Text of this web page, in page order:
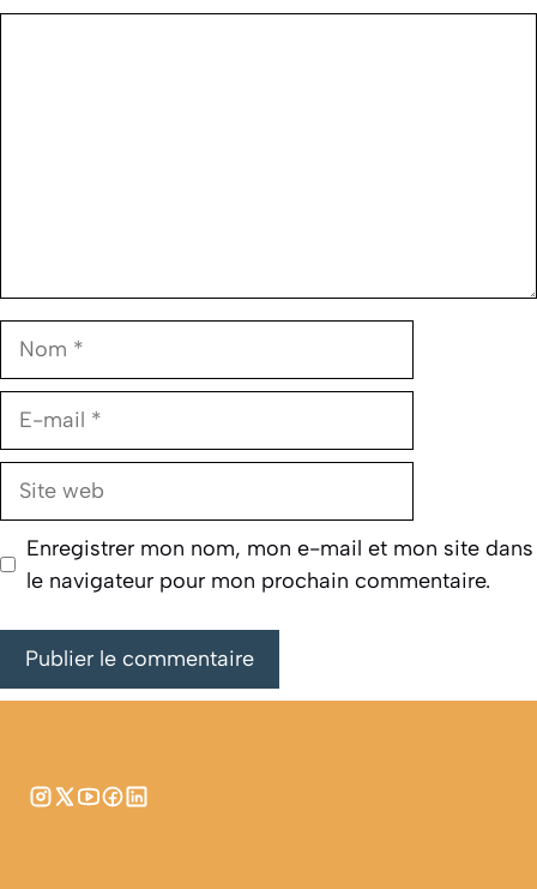
Nom
E-
Site
Enregistrer mon nom, mon e-mail et mon site dans
le navigateur pour mon prochain commentaire.